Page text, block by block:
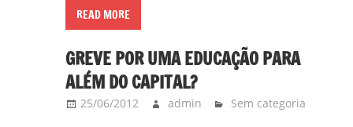
READ MORE
GREVE POR UMA EDUCAÇÃO PARA
ALÉM DO CAPITAL?
25/06/2012 admin Sem categoria